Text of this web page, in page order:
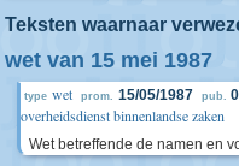
Teksten waarnaar
wet van 15 mei 1987
type wet prom. 15/05/1987 pub.
overheidsdienst binnenlandse zaken
Wet betreffende de namen en